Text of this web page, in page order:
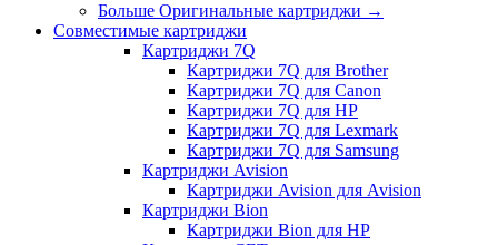
Больше Оригинальные картриджи →
Совместимые картриджи
Картриджи 7Q
Картриджи 7Q для Brother
Картриджи 7Q для Canon
Картриджи 7Q для HP
Картриджи 7Q для Lexmark
Картриджи 7Q для Samsung
Картриджи Avision
Картриджи Avision для Avision
Картриджи Bion
Картриджи Bion для HP